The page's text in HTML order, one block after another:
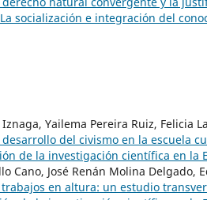
socialización e integración del
Yailema Pereira Ruiz, Felicia
del civismo en la escuela
de la investigación científica en la
Cano, José Renán Molina Delgado,
en altura: un estudio